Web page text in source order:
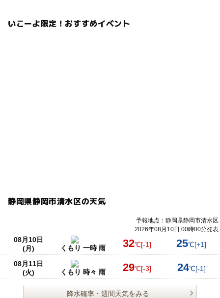
いこーよ限定！おすすめイベント
静岡県静岡市清水区の天気
予報地点：静岡県静岡市清水区
2026年08月10日 00時00分発表
08月10日
(月)
くもり 一時 雨 32℃[-1] 25℃[+1]
08月11日
(火)
くもり 時々 雨 29℃[-3] 24℃[-1]
降水確率・週間天気をみる